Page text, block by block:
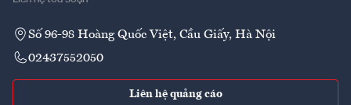
Số 96-98 Hoàng Quốc Việt, Cầu Giấy, Hà Nội
02437552050
Liên hệ quảng cáo